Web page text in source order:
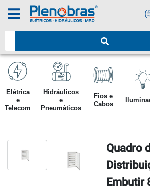
Elétrica
e
Telecom
Hidráulicos
e
Pneumáticos
Fios e
Cabos
Quadro
Embutir